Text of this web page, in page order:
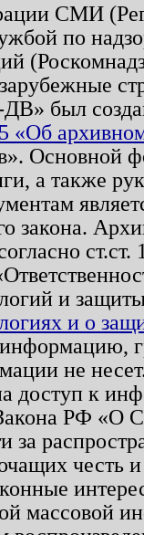
СМИ
по
был
Основной
а также
закона.
и
и о
не
доступ к
РФ «О
за
честь
массовой